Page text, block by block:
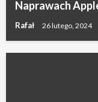
Naprawach
Rafał 26 lutego, 2024